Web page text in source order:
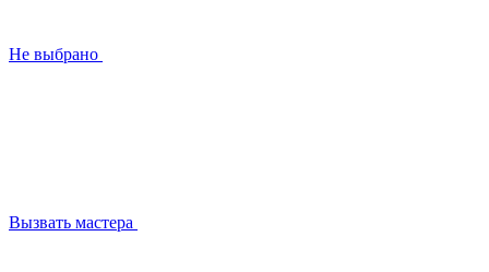
Не выбрано
Вызвать мастера